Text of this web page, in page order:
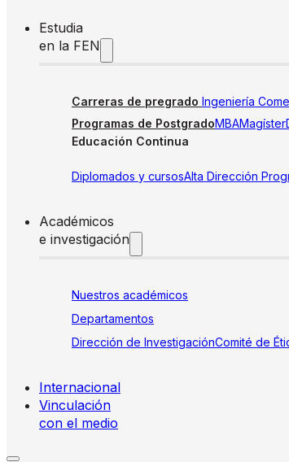
Estudia
en la FEN
Carreras de pregrado Ingeniería
Programas de PostgradoMBAMagíster
Educación Continua
Diplomados y cursosAlta Dirección
Académicos
e investigación
Nuestros académicos
Departamentos
Dirección de InvestigaciónComité de
Internacional
Vinculación
con el medio